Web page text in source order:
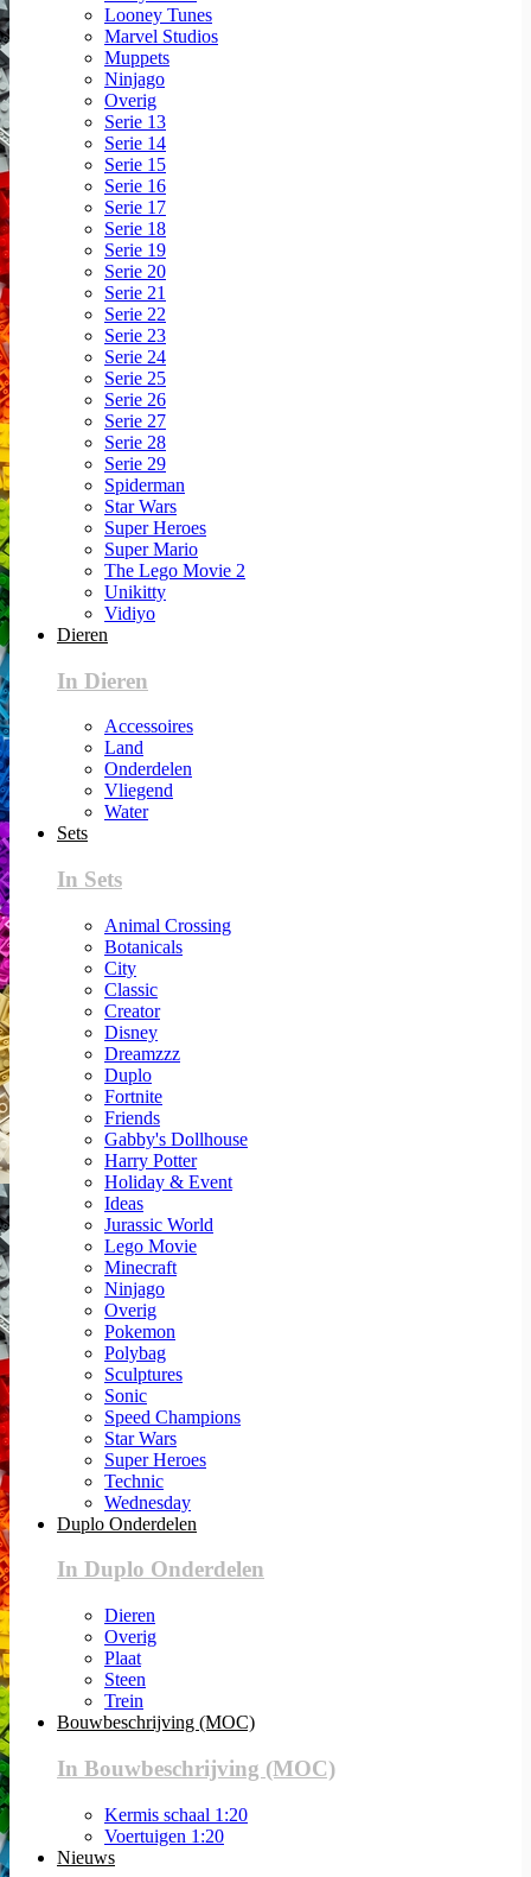
Looney Tunes
Marvel Studios
Muppets
Ninjago
Overig
Serie 13
Serie 14
Serie 15
Serie 16
Serie 17
Serie 18
Serie 19
Serie 20
Serie 21
Serie 22
Serie 23
Serie 24
Serie 25
Serie 26
Serie 27
Serie 28
Serie 29
Spiderman
Star Wars
Super Heroes
Super Mario
The Lego Movie 2
Unikitty
Vidiyo
Dieren
In Dieren
Accessoires
Land
Onderdelen
Vliegend
Water
Sets
In Sets
Animal Crossing
Botanicals
City
Classic
Creator
Disney
Dreamzzz
Duplo
Fortnite
Friends
Gabby's Dollhouse
Harry Potter
Holiday & Event
Ideas
Jurassic World
Lego Movie
Minecraft
Ninjago
Overig
Pokemon
Polybag
Sculptures
Sonic
Speed Champions
Star Wars
Super Heroes
Technic
Wednesday
Duplo Onderdelen
In Duplo Onderdelen
Dieren
Overig
Plaat
Steen
Trein
Bouwbeschrijving (MOC)
In Bouwbeschrijving (MOC)
Kermis schaal 1:20
Voertuigen 1:20
Nieuws